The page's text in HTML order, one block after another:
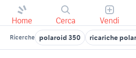
Home Cerca Vendi
Ricerche polaroid 350 ricariche